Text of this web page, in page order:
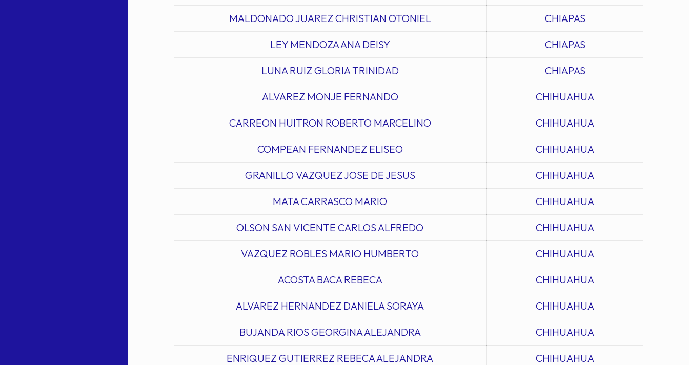
MALDONADO JUAREZ CHRISTIAN OTONIEL CHIAPAS
LEY MENDOZA ANA DEISY CHIAPAS
LUNA RUIZ GLORIA TRINIDAD CHIAPAS
ALVAREZ MONJE FERNANDO CHIHUAHUA
CARREON HUITRON ROBERTO MARCELINO CHIHUAHUA
COMPEAN FERNANDEZ ELISEO CHIHUAHUA
GRANILLO VAZQUEZ JOSE DE JESUS CHIHUAHUA
MATA CARRASCO MARIO CHIHUAHUA
OLSON SAN VICENTE CARLOS ALFREDO CHIHUAHUA
VAZQUEZ ROBLES MARIO HUMBERTO CHIHUAHUA
ACOSTA BACA REBECA CHIHUAHUA
ALVAREZ HERNANDEZ DANIELA SORAYA CHIHUAHUA
BUJANDA RIOS GEORGINA ALEJANDRA CHIHUAHUA
ENRIQUEZ GUTIERREZ REBECA ALEJANDRA CHIHUAHUA